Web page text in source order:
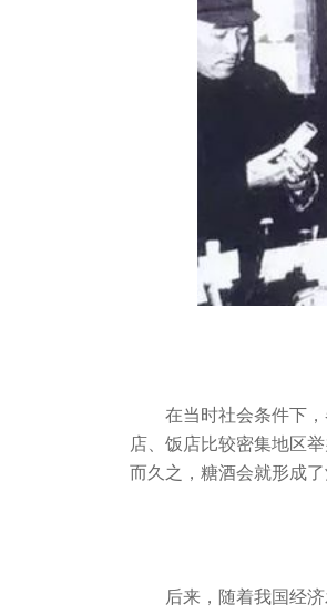
在当时社会条件下
店、饭店比较密集地区
而久之，糖酒会就形成了
后来，随着我国经